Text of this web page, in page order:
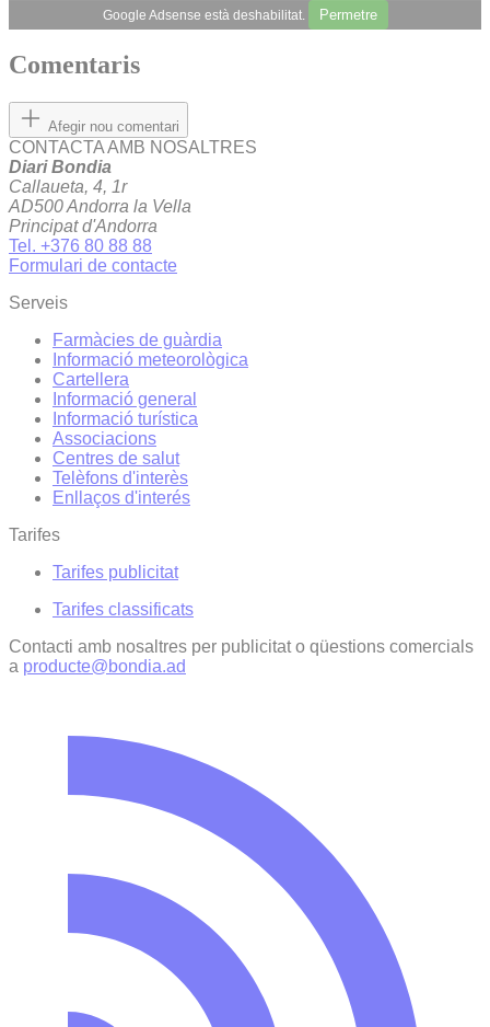
Google Adsense està deshabilitat. Permetre
Comentaris
Afegir nou comentari
CONTACTA AMB NOSALTRES
Diari Bondia
Callaueta, 4, 1r
AD500 Andorra la Vella
Principat d'Andorra
Tel. +376 80 88 88
Formulari de contacte
Serveis
Farmàcies de guàrdia
Informació meteorològica
Cartellera
Informació general
Informació turística
Associacions
Centres de salut
Telèfons d'interès
Enllaços d'interés
Tarifes
Tarifes publicitat
Tarifes classificats
Contacti amb nosaltres per publicitat o qüestions comercials
a producte@bondia.ad